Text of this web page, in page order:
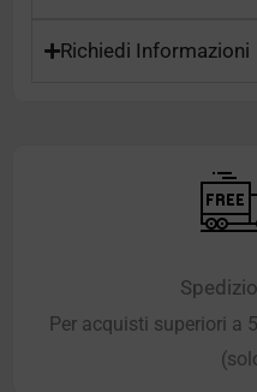
Richiedi Informazioni
Per acquisti superiori a